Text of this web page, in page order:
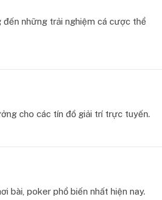
đến những trải nghiệm cá cược thể
cho các tín đồ giải trí trực tuyến.
bài, poker phổ biến nhất hiện nay.